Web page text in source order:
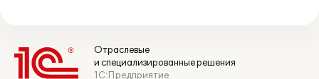
Отраслевые
и специализированные решения
1С:Предприятие